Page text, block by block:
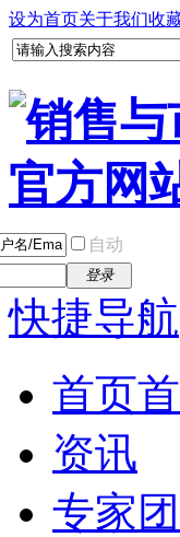
设为首页关于我们收
自动
登录
快捷导航
首页
资讯
专家团